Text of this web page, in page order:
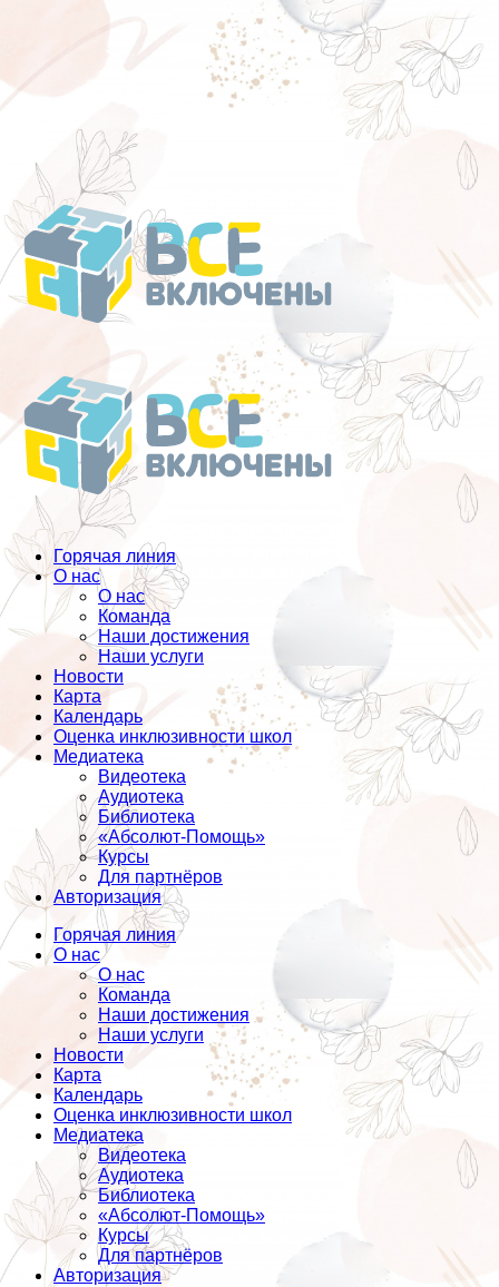
Перейти
к
содержанию
Горячая линия
О нас
О нас
Команда
Наши достижения
Наши услуги
Новости
Карта
Календарь
Оценка инклюзивности школ
Медиатека
Видеотека
Аудиотека
Библиотека
«Абсолют-Помощь»
Курсы
Для партнёров
Авторизация
Горячая линия
О нас
О нас
Команда
Наши достижения
Наши услуги
Новости
Карта
Календарь
Оценка инклюзивности школ
Медиатека
Видеотека
Аудиотека
Библиотека
«Абсолют-Помощь»
Курсы
Для партнёров
Авторизация